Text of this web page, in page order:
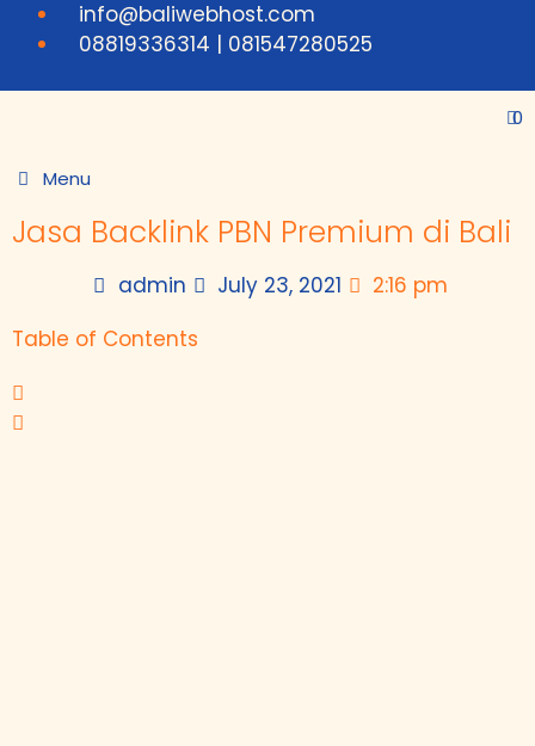
info@baliwebhost.com
08819336314 | 081547280525
0
Menu
Jasa Backlink PBN Premium di Bali
admin July 23, 2021
2:16 pm
Table of Contents